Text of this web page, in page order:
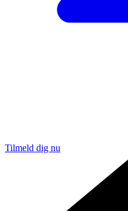
Tilmeld dig nu